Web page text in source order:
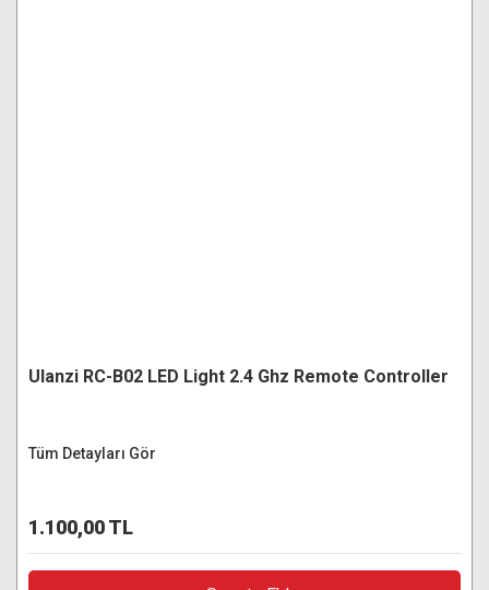
Ulanzi RC-B02 LED Light 2.4 Ghz Remote Controller
Tüm Detayları Gör
1.100,00 TL